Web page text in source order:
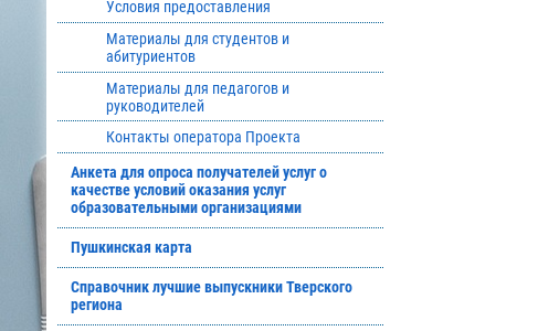
Условия предоставления
Материалы для студентов и
абитуриентов
Материалы для педагогов и
руководителей
Контакты оператора Проекта
Анкета для опроса получателей услуг о
качестве условий оказания услуг
образовательными организациями
Пушкинская карта
Справочник лучшие выпускники Тверского
региона